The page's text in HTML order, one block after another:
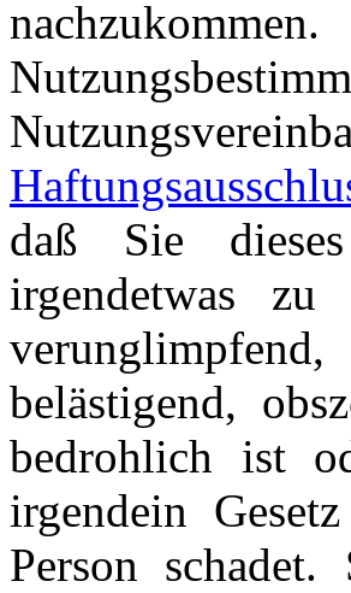
daß Sie
irgendetwas zu
belästigend,
bedrohlich ist
irgendein
Person